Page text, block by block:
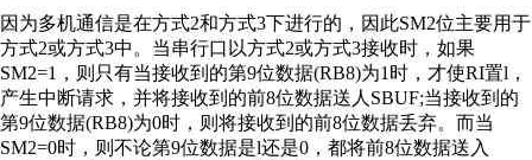
因为多机通信是在方式2和方式3下进行的，因此SM2位主要用于
方式2或方式3中。当串行口以方式2或方式3接收时，如果
SM2=1，则只有当接收到的第9位数据(RB8)为1时，才使RI置l，
产生中断请求，并将接收到的前8位数据送人SBUF;当接收到的
第9位数据(RB8)为0时，则将接收到的前8位数据丢弃。而当
SM2=0时，则不论第9位数据是l还是0，都将前8位数据送入